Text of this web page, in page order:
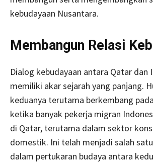
kebudayaan Nusantara.
Membangun Relasi
Dialog kebudayaan antara Qatar dan
memiliki akar sejarah yang panjang.
keduanya terutama berkembang
ketika banyak pekerja migran
di Qatar, terutama dalam sektor
domestik. Ini telah menjadi salah
dalam pertukaran budaya antara